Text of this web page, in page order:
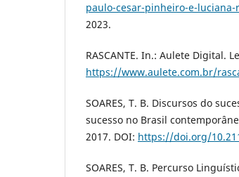
paulo-cesar-pinheiro-e-
2023.
RASCANTE. In.: Aulete Digital.
https://www.aulete.com.br/
SOARES, T. B. Discursos do
sucesso no Brasil
2017. DOI: https://doi.org/
SOARES, T. B. Percurso